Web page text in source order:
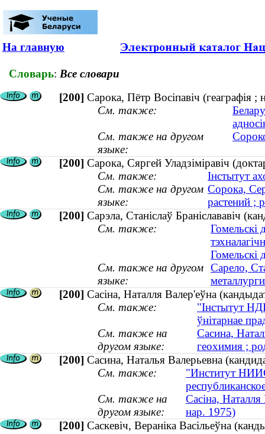
На главную
Словарь: Все словари
[200] Сарока, Пётр Восіпавіч (геаграфія ;
См. также:
См. также на другом
языке:
[200] Сарока, Сяргей Уладзіміравіч
См. также:
Інстытут
См. также на другом
языке:
Сорока,
растений ;
[200] Сарэла, Станіслаў Браніслававіч
См. также:
Гомельскі
Гомельскі
См. также на другом
языке:
Сарело,
[200] Сасіна, Наталля Валер'еўна
См. также:
"Інстытут
ўнітарнае
См. также на
другом языке:
Сасина,
геохимия ;
[200] Сасина, Наталья Валерьевна
См. также:
"Институт
См. также на
другом языке:
Сасіна, Наталля
нар. 1975)
[200] Саскевіч, Вераніка Васільеўна